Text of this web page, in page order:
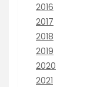
2016
2017
2018
2019
2020
2021